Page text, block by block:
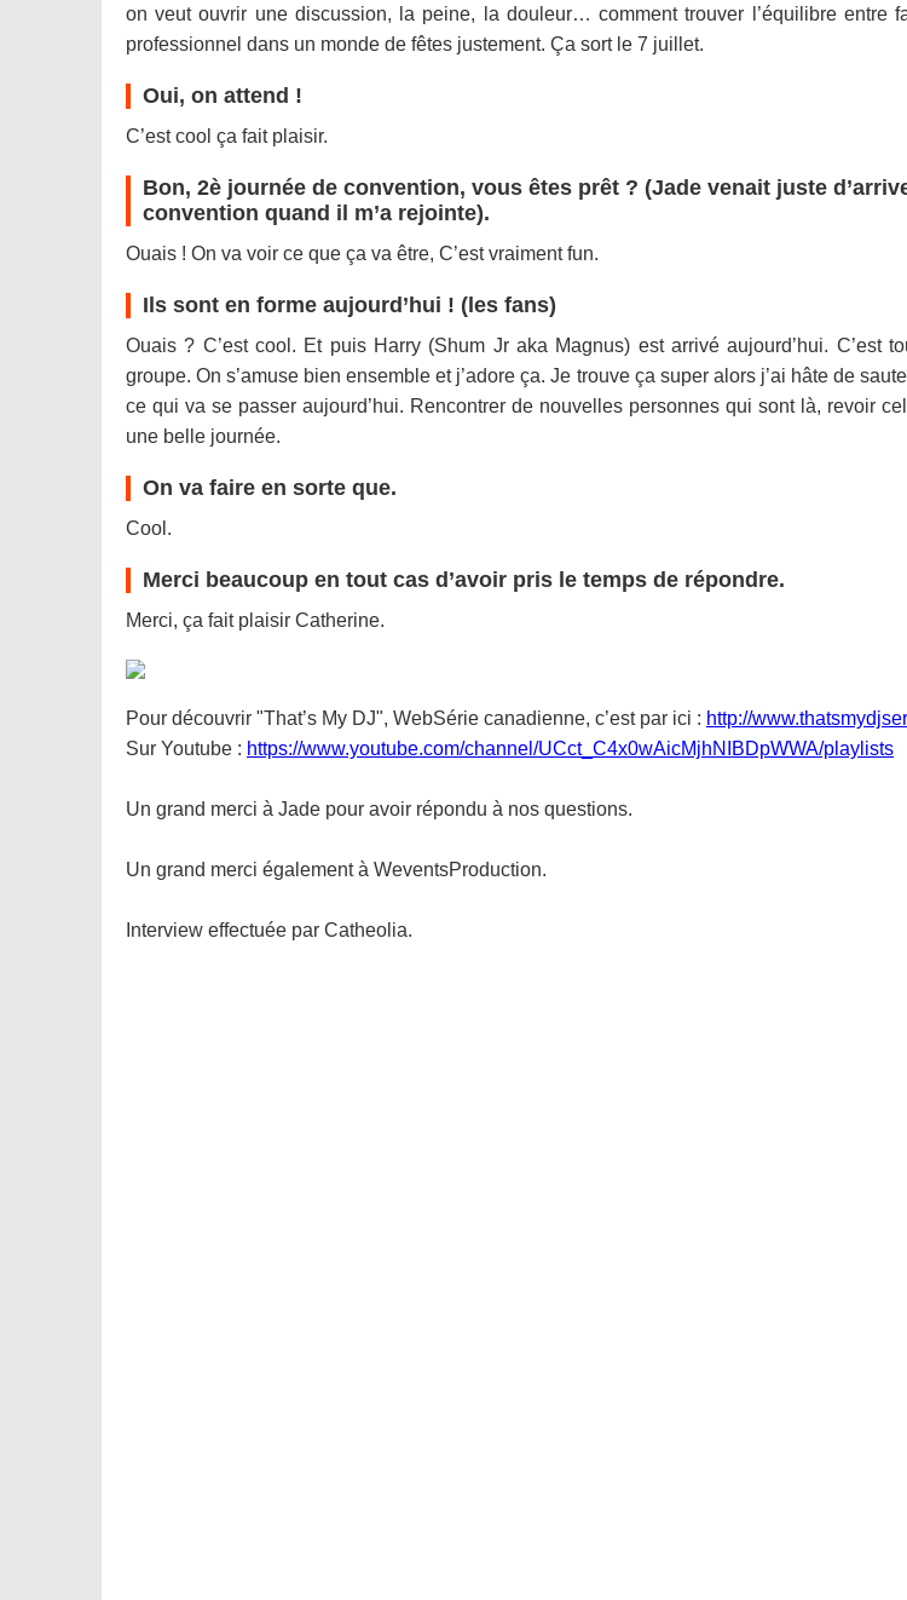
on veut ouvrir une discussion, la peine, la douleur… comment trouver l’équilibre entre
professionnel dans un monde de fêtes justement. Ça sort le 7 juillet.
Oui, on attend !
C’est cool ça fait plaisir.
Bon, 2è journée de convention, vous êtes prêt ? (Jade venait juste
convention quand il m’a rejointe).
Ouais ! On va voir ce que ça va être, C’est vraiment fun.
Ils sont en forme aujourd’hui ! (les fans)
Ouais ? C’est cool. Et puis Harry (Shum Jr aka Magnus) est arrivé aujourd’hui. C’est
groupe. On s’amuse bien ensemble et j’adore ça. Je trouve ça super alors j’ai hâte de
ce qui va se passer aujourd’hui. Rencontrer de nouvelles personnes qui sont là, revoir
une belle journée.
On va faire en sorte que.
Cool.
Merci beaucoup en tout cas d’avoir pris le temps de répondre.
Merci, ça fait plaisir Catherine.
Pour découvrir "That’s My DJ", WebSérie canadienne, c’est par ici : http://
Sur Youtube : https://www.youtube.com/channel/UCct_C4x0wAicMjhNIBDpWWA/playlists
Un grand merci à Jade pour avoir répondu à nos questions.
Un grand merci également à WeventsProduction.
Interview effectuée par Catheolia.